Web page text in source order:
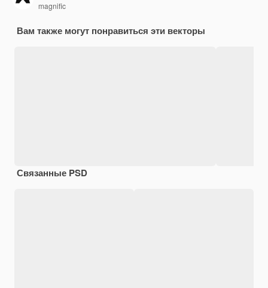
magnific
Вам также могут понравиться эти векторы
Связанные PSD